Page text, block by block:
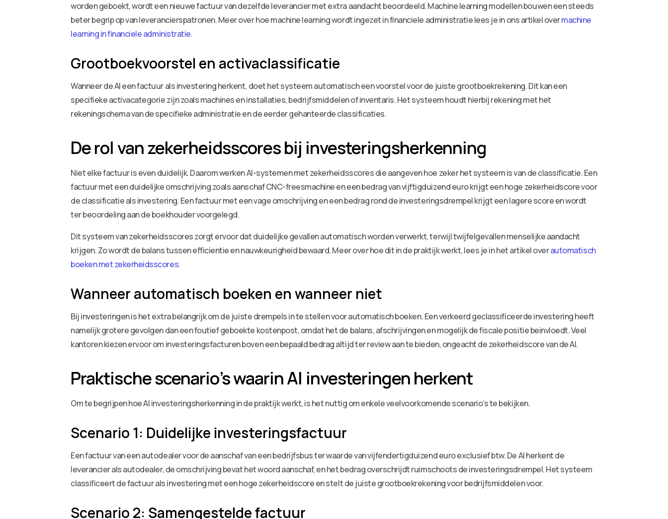
worden geboekt, wordt een nieuwe factuur van dezelfde leverancier met extra aandacht beoordeeld. Machine learning modellen bouwen een steeds
beter begrip op van leverancierspatronen. Meer over hoe machine learning wordt ingezet in financiele administratie lees je in ons artikel overmachine
learning in financiele administratie.
Grootboekvoorstel en activaclassificatie
Wanneer de AI een factuur als investering herkent, doet het systeem automatisch een voorstel voor de juiste grootboekrekening. Dit kan een
specifieke activacategorie zijn zoals machines en installaties, bedrijfsmiddelen of inventaris. Het systeem houdt hierbij rekening met het
rekeningschema van de specifieke administratie en de eerder gehanteerde classificaties.
De rol van zekerheidsscores bij investeringsherkenning
Niet elke factuur is even duidelijk. Daarom werken AI-systemen met zekerheidsscores die aangeven hoe zeker het systeem is van de classificatie. Een
factuur met een duidelijke omschrijving zoals aanschaf CNC-freesmachine en een bedrag van vijftigduizend euro krijgt een hoge zekerheidscore voor
de classificatie als investering. Een factuur met een vage omschrijving en een bedrag rond de investeringsdrempel krijgt een lagere score en wordt
ter beoordeling aan de boekhouder voorgelegd.
Dit systeem van zekerheidsscores zorgt ervoor dat duidelijke gevallen automatisch worden verwerkt, terwijl twijfelgevallen menselijke aandacht
krijgen. Zo wordt de balans tussen efficientie en nauwkeurigheid bewaard. Meer over hoe dit in de praktijk werkt, lees je in het artikel overautomatisch
boeken met zekerheidsscores.
Wanneer automatisch boeken en wanneer niet
Bij investeringen is het extra belangrijk om de juiste drempels in te stellen voor automatisch boeken. Een verkeerd geclassificeerde investering heeft
namelijk grotere gevolgen dan een foutief geboekte kostenpost, omdat het de balans, afschrijvingen en mogelijk de fiscale positie beinvloedt. Veel
kantoren kiezen ervoor om investeringsfacturen boven een bepaald bedrag altijd ter review aan te bieden, ongeacht de zekerheidscore van de AI.
Praktische scenario’s waarin AI investeringen herkent
Om te begrijpen hoe AI investeringsherkenning in de praktijk werkt, is het nuttig om enkele veelvoorkomende scenario’s te bekijken.
Scenario 1: Duidelijke investeringsfactuur
Een factuur van een autodealer voor de aanschaf van een bedrijfsbus ter waarde van vijfendertigduizend euro exclusief btw. De AI herkent de
leverancier als autodealer, de omschrijving bevat het woord aanschaf, en het bedrag overschrijdt ruimschoots de investeringsdrempel. Het systeem
classificeert de factuur als investering met een hoge zekerheidscore en stelt de juiste grootboekrekening voor bedrijfsmiddelen voor.
Scenario 2: Samengestelde factuur